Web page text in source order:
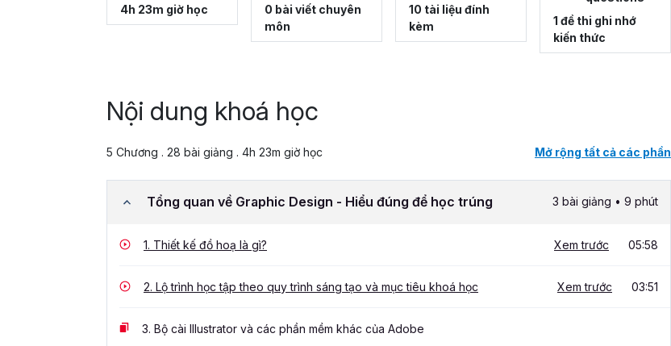
4h 23m giờ học
0 bài viết chuyên
môn
10 tài liệu đính
kèm
1 đề thi ghi nhớ
kiến thức
Nội dung khoá học
5 Chương . 28 bài giảng . 4h 23m giờ học Mở rộng tất cả các phần
Tổng quan về Graphic Design - Hiểu đúng để học trúng 3 bài giảng • 9 phút
1. Thiết kế đồ hoạ là gì? Xem trước 05:58
2. Lộ trình học tập theo quy trình sáng tạo và mục tiêu khoá học Xem trước 03:51
3. Bộ cài Illustrator và các phần mềm khác của Adobe